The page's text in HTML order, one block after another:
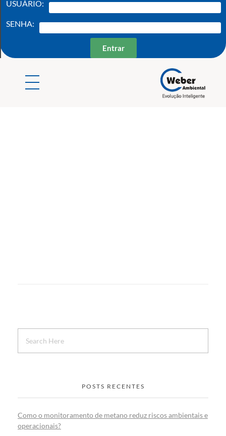
USUÁRIO:
SENHA:
Entrar
POSTS RECENTES
Como o monitoramento de metano reduz riscos ambientais e
operacionais?